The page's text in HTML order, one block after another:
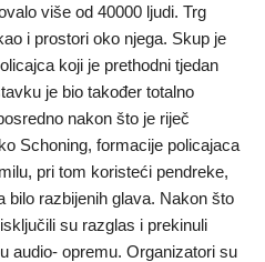
više od 40000 ljudi. Trg
i prostori oko njega. Skup je
koji je prethodni tjedan
je bio također totalno
nakon što je riječ
Schoning, formacije policajaca
pri tom koristeći pendreke,
bilo razbijenih glava. Nakon što
su razglas i prekinuli
audio- opremu. Organizatori su